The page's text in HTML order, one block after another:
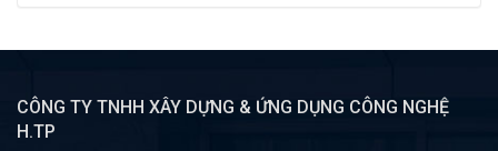
CÔNG TY TNHH XÂY DỰNG & ỨNG DỤNG CÔNG NGHỆ
H.TP